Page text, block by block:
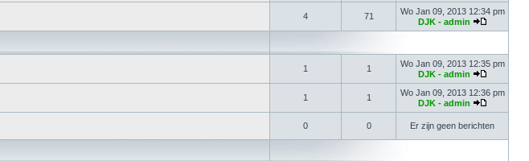
4 71
Wo Jan 09, 2013 12:34 pm
DJK - admin
1 1
Wo Jan 09, 2013 12:35 pm
DJK - admin
1 1
Wo Jan 09, 2013 12:36 pm
DJK - admin
0 0 Er zijn geen berichten